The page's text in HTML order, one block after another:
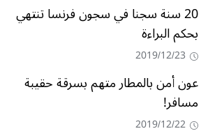
20 سنة سجنا في سجون فرنسا تنتهي
بحكم البراءة
2019/12/23
عون أمن بالمطار متهم بسرقة حقيبة
مسافر!
2019/12/22